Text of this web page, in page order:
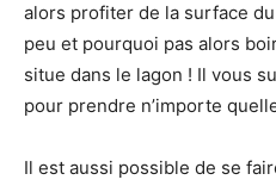
alors profiter de la surface
peu et pourquoi pas alors
situe dans le lagon ! Il vous
pour prendre n’importe
Il est aussi possible de se